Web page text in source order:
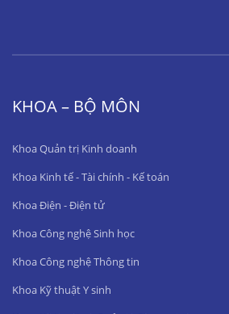
KHOA – BỘ MÔN
Khoa Quản trị Kinh doanh
Khoa Kinh tế - Tài chính - Kế toán
Khoa Điện - Điện tử
Khoa Công nghệ Sinh học
Khoa Công nghệ Thông tin
Khoa Kỹ thuật Y sinh